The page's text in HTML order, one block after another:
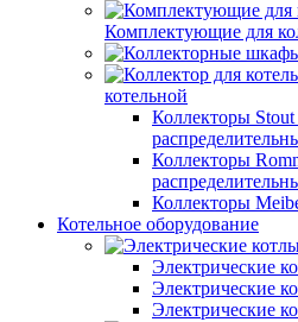
Комплектующие для
котельной
Коллекторы
Коллекторы
Коллекторы
Котельное оборудование
Электрические
Электрические
Электрические